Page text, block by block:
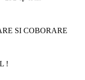
SI COBORARE
!